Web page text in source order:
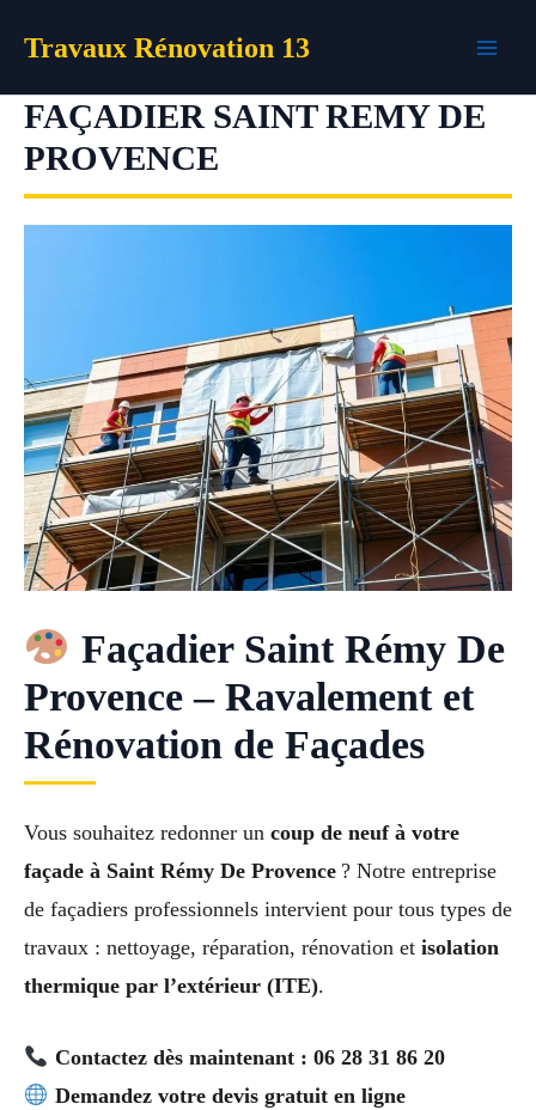
Travaux Rénovation 13
FAÇADIER SAINT REMY DE
PROVENCE
Façadier Saint Rémy De
Provence – Ravalement et
Rénovation de Façades
Vous souhaitez redonner un coup de neuf à votre
façade à Saint Rémy De Provence ? Notre entreprise
de façadiers professionnels intervient pour tous types de
travaux : nettoyage, réparation, rénovation et isolation
thermique par l’extérieur (ITE).
Contactez dès maintenant : 06 28 31 86 20
Demandez votre devis gratuit en ligne